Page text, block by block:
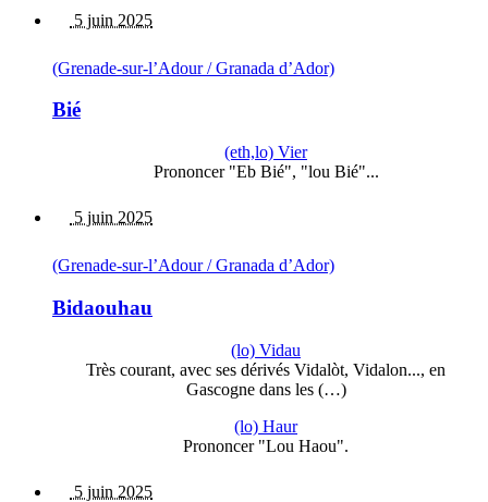
5 juin 2025
(Grenade-sur-l’Adour / Granada d’Ador)
Bié
(eth,lo) Vier
Prononcer "Eb Bié", "lou Bié"...
5 juin 2025
(Grenade-sur-l’Adour / Granada d’Ador)
Bidaouhau
(lo) Vidau
Très courant, avec ses dérivés Vidalòt, Vidalon..., en
Gascogne dans les (…)
(lo) Haur
Prononcer "Lou Haou".
5 juin 2025